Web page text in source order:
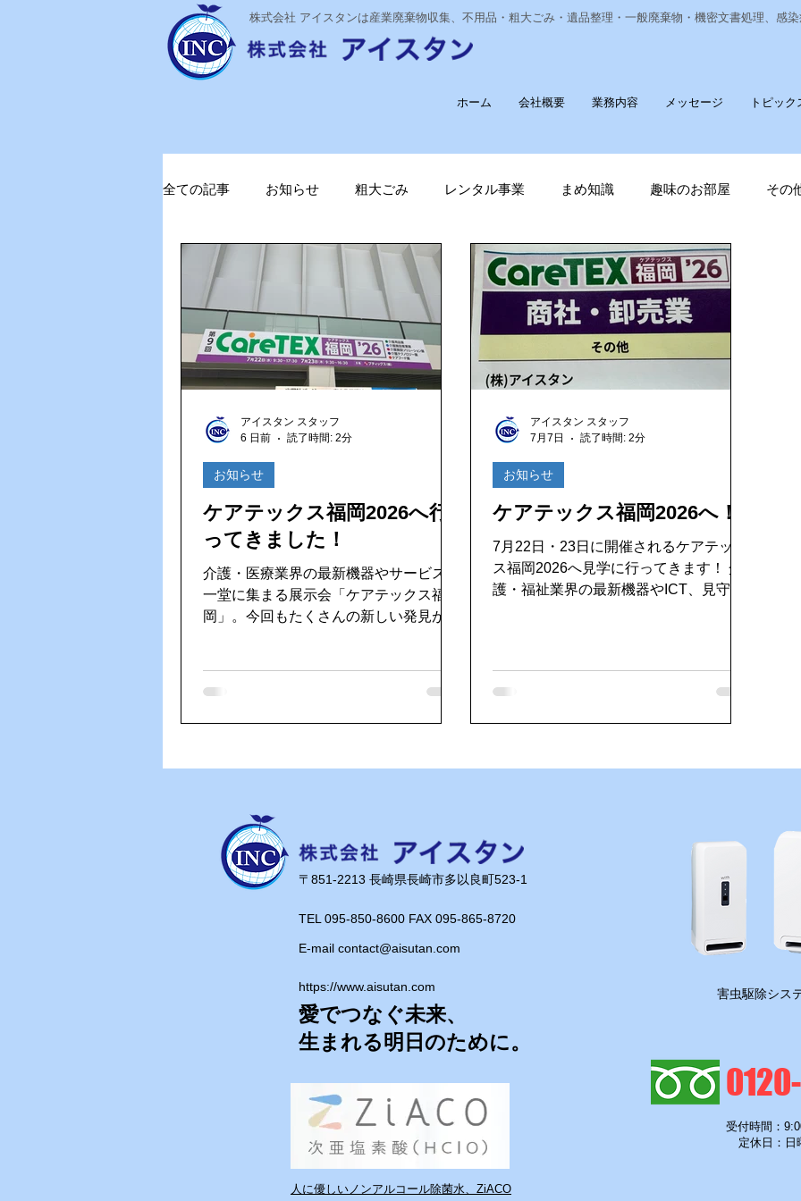
株式会社 アイスタンは産業廃棄物収集、不用品・粗大ごみ・遺品整理・一般廃棄物・機密文書処理、感
ホーム 会社概要 業務内容 メッセージ トピック
全ての記事 お知らせ 粗大ごみ レンタル事業 まめ知識 趣味のお部屋 その
ステライザ 感染対策 経費削減 ナノゾーン デオグラス 福祉部門
ガソリン削減 電気代削減 長崎ヴェルカを応援しています！ 廃棄物収集運搬
HACCP（ハサップ） 機密文書収集
ケアテックス福岡2026へ行
ってきました！
介護・医療業界の最新機器やサービスが
一堂に集まる展示会「ケアテックス福
岡」。今回もたくさんの新しい発見があ
の体験でしたが、心も体もリフレッシュ
入れたら、疲れもスッキリ取れるんだろ
置できるということ！大掛かりな工事が
不要なのは魅力的ですね。 お値段は350
万円から。 ……よし、買おうっと！
（もちろん冗談です（笑）） 最新の機
器に実際に触れられる展示会は、本当に
を学び、お客様や介護現場のお役に立て
る提案につなげていきたいと思います！
お知らせ
アイスタン スタッフ
6 日前
読了時間: 2分
ケアテックス福岡2026へ！
7月22日・23日に開催されるケアテック
ス福岡2026へ見学に行ってきます！ 介
護・福祉業界の最新機器やICT、見守り
化する介護業界の最新情報に触れ、多く
の学びや新しい発見を持ち帰りたいと思
お知らせ
アイスタン スタッフ
7月7日
読了時間: 2分
​〒851-2213 長崎県長崎市多以良町523-1
TEL 095-850-8600 FAX 095-865-8720​
E-mail contact@aisutan.com
https://www.aisutan.com
愛でつなぐ未来、
​生まれる明日のために。
害虫駆除シス
受付時間：
定休日：日
人に優しいノンアルコール除菌水、ZiACO